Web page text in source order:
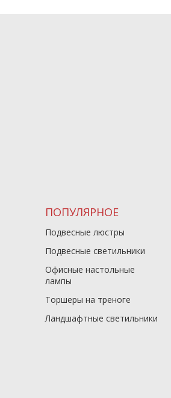
ПОПУЛЯРНОЕ
Подвесные люстры
Подвесные светильники
Офисные настольные
лампы
Торшеры на треноге
Ландшафтные светильники